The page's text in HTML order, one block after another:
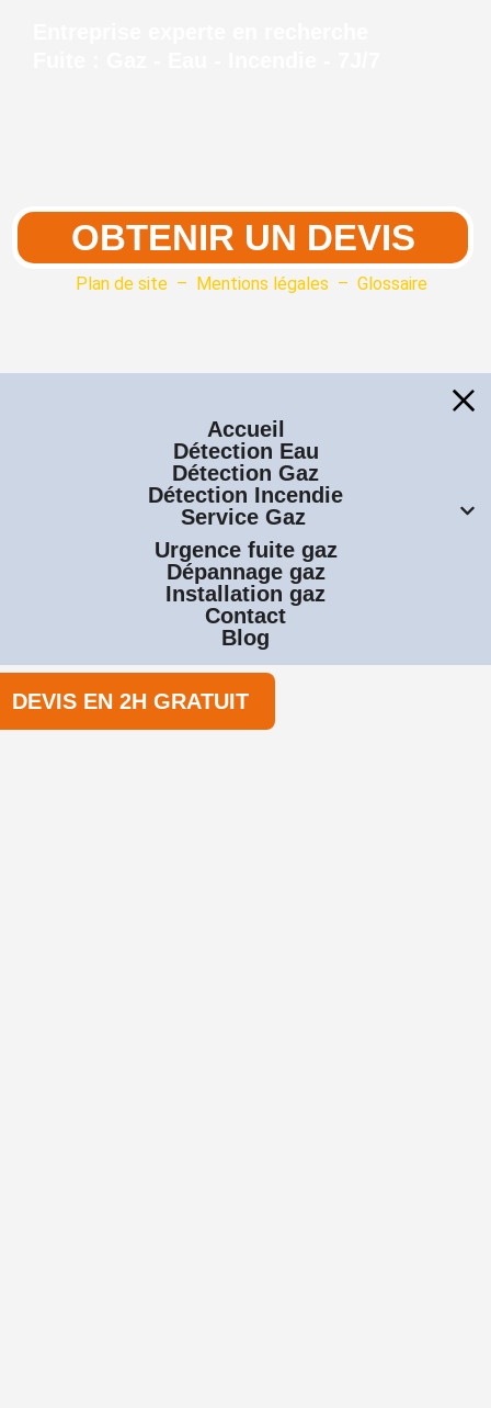
OBTENIR UN DEVIS
Plan de site – Mentions légales – Glossaire
Accueil
Détection Eau
Détection Gaz
Détection Incendie
Service Gaz
Urgence fuite gaz
Dépannage gaz
Installation gaz
Contact
Blog
DEVIS EN 2H GRATUIT